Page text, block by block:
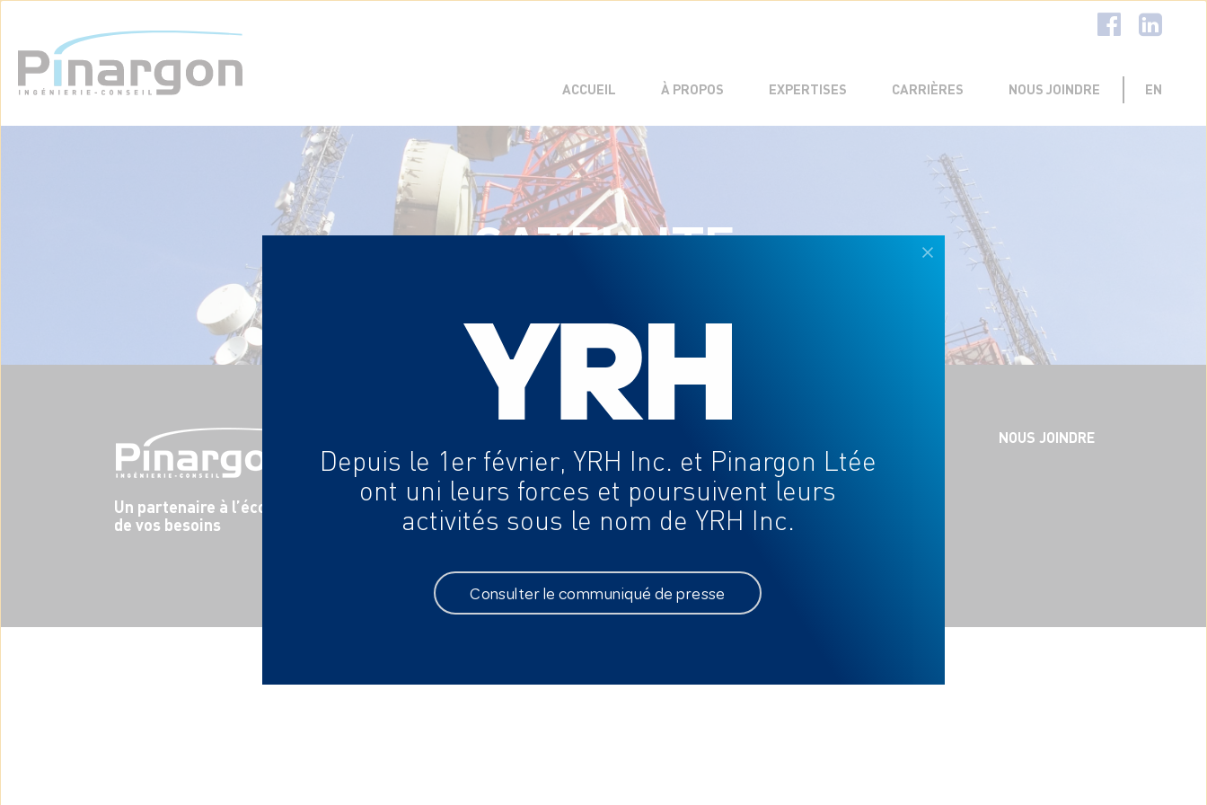
ACCUEIL À PROPOS EXPERTISES CARRIÈRES NOUS JOINDRE EN
SATELLITE
Un partenaire à l’écoute
de vos besoins
Historique
Mission et vision
Valeurs
L’équipe de direction
Télécommunications
NOUS JOINDRE
Depuis le 1er février, YRH Inc. et Pinargon Ltée
ont uni leurs forces et poursuivent leurs
activités sous le nom de YRH Inc.
Consulter le communiqué de presse